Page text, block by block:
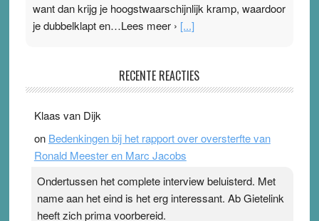
want dan krijg je hoogstwaarschijnlijk kramp, waardoor
je dubbelklapt en…Lees meer › [...]
Ward van Beek
topsporters. Ze hopen ermee hun hartslag te verlagen
terwijl ze meer zuurstof opnemen. Daarop heeft zo’n
pleister geen effect. Maar het gevoel ‘makkelijker te
Pleisterplakkers in de topspsort ›[...]
RECENTE REACTIES
Klaas van Dijk
on Bedenkingen bij het rapport over oversterfte van
Ronald Meester en Marc Jacobs
Ondertussen het complete interview beluisterd. Met
name aan het eind is het erg interessant. Ab Gietelink
heeft zich prima voorbereid.